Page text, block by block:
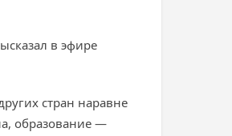
в эфире
стран наравне
образование —